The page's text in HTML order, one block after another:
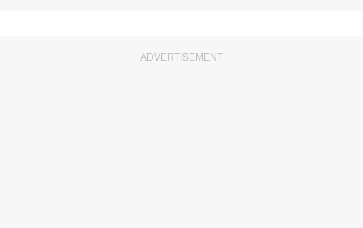
ADVERTISEMENT